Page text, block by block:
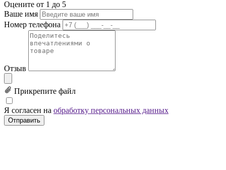
Оцените от 1 до 5
Ваше имя
Номер телефона
Отзыв
Прикрепите файл
Я согласен на обработку персональных данных